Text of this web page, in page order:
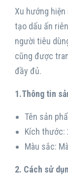
Xu hướng
tạo dấu ấn
người tiêu
cũng được
đầy đủ.
1.Thông tin
Tên sản
Kích thước:
Màu sắc:
2. Cách sử